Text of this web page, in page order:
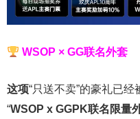
WSOP × GG联名外套
这项“只送不卖”的豪礼已
“WSOP x GGPK联名限量